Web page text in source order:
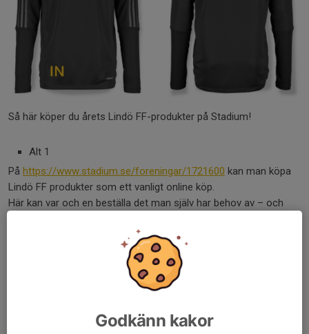
Så här köper du årets Lindö FF-produkter på Stadium!
Alt 1
På https://www.stadium.se/foreningar/1721600 kan man köpa
Lindö FF produkter som ett vanligt online köp.
Här kan var och en beställa det man själv har behov av – och
Denna länk får ni gärna sprida och delge anhöriga – perfekt ex
för födelsedagspresenter där man kan beställa själv.
Vid köp här stödjer man Lindö FF som får bonus på alla köp.
Godkänn kakor